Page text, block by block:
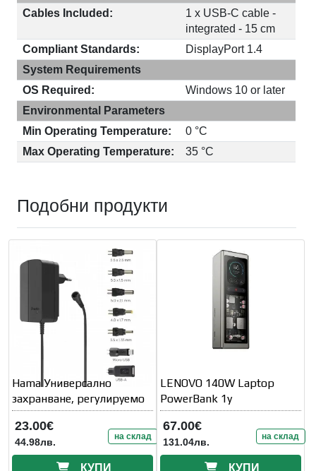
Cables Included:
1 x USB-C cable -
integrated - 15 cm
Compliant Standards:
DisplayPort 1.4
System Requirements
OS Required:
Windows 10 or later
Environmental Parameters
Min Operating Temperature:
0 °C
Max Operating Temperature:
35 °C
Подобни продукти
Hama Универсално
захранване, регулируемо
23.00€
44.98лв. на склад
КУПИ
LENOVO 140W Laptop
PowerBank 1y
67.00€
131.04лв. на склад
КУПИ